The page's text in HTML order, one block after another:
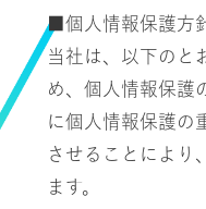
■個人情報保護方
当社は、以下のと
め、個人情報保護
に個人情報保護の
させることにより
ます。